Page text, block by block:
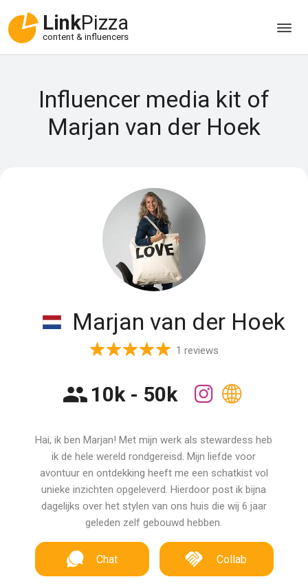
LinkPizza
content & influencers
Influencer media kit of
Marjan van der Hoek
Marjan van der Hoek
1 reviews
10k - 50k
Hai, ik ben Marjan! Met mijn werk als stewardess heb
ik de hele wereld rondgereisd. Mijn liefde voor
avontuur en ontdekking heeft me een schatkist vol
unieke inzichten opgeleverd. Hierdoor post ik bijna
dagelijks over het stylen van ons huis die wij 6 jaar
geleden zelf gebouwd hebben.
Chat Collab